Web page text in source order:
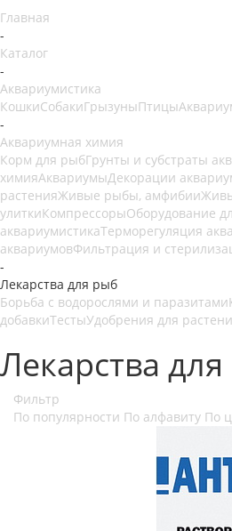
Главная
-
Каталог
-
Аквариумистика
КошкиСобакиГрызуныПтицы
-
Аквариумная химия
Корм для рыбГрунты и субстраты
химияАквариумыДекорации
растенияЖивые рыбы, амфибии
улиткиКомпрессорыОборудование
аквариумистикаТерморегуляция
аквариумовФильтрация и
-
Лекарства для рыб
Борьба с водорослями и паразитами
добавкиТестыУдобрения для
Лекарства
Фильтр
По популярности По алфавиту По